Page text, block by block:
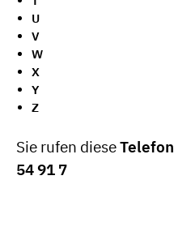
U
V
W
X
Y
Z
Sie rufen diese
54 91 7